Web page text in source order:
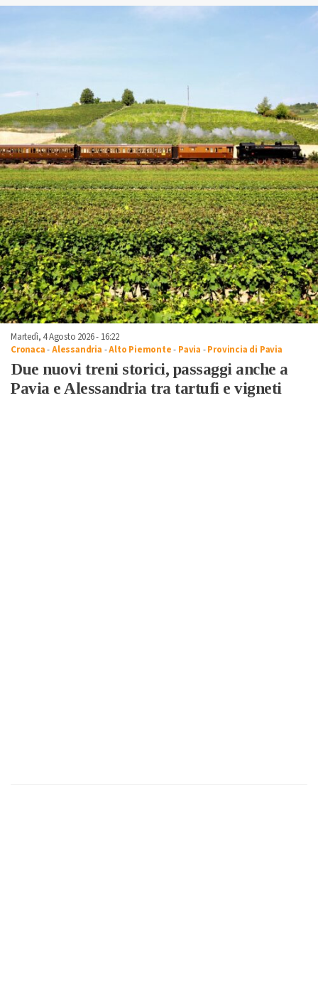
Martedì, 4 Agosto 2026 - 16:22
Cronaca-Alessandria -Alto Piemonte- Pavia -Provincia di Pavia
Due nuovi treni storici, passaggi anche a
Pavia e Alessandria tra tartufi e vigneti